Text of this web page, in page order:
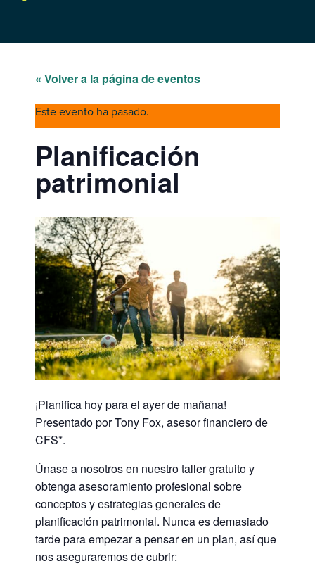
« Volver a la página de eventos
Este evento ha pasado.
Planificación
patrimonial
¡Planifica hoy para el ayer de mañana!
Presentado por Tony Fox, asesor financiero de
CFS*.
Únase a nosotros en nuestro taller gratuito y
obtenga asesoramiento profesional sobre
conceptos y estrategias generales de
planificación patrimonial. Nunca es demasiado
tarde para empezar a pensar en un plan, así que
nos aseguraremos de cubrir: